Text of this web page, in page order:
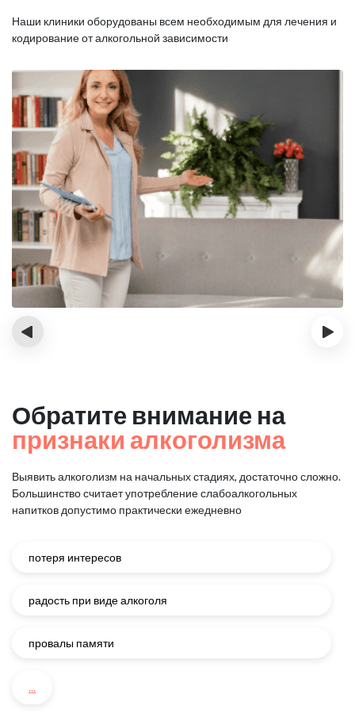
Наши клиники оборудованы всем необходимым для лечения и
кодирование от алкогольной зависимости
‹ ›
Обратите внимание на
признаки алкоголизма
Выявить алкоголизм на начальных стадиях, достаточно сложно.
Большинство считает употребление слабоалкогольных
напитков допустимо практически ежедневно
потеря интересов
радость при виде алкоголя
провалы памяти
...